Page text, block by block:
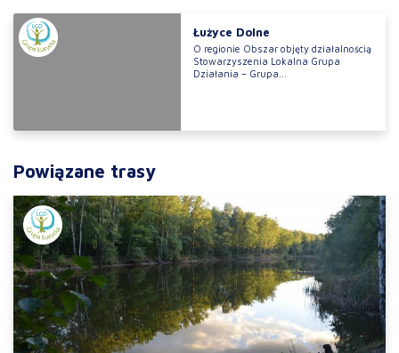
Łużyce Dolne
O regionie Obszar objęty działalnością
Stowarzyszenia Lokalna Grupa
Działania – Grupa...
Powiązane trasy